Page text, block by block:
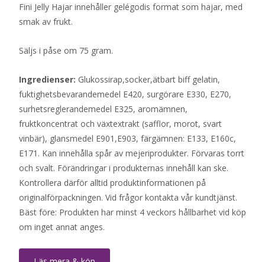
Fini Jelly Hajar innehåller gelégodis format som hajar, med
smak av frukt.
Säljs i påse om 75 gram.
Ingredienser: Glukossirap,socker,ätbart biff gelatin,
fuktighetsbevarandemedel E420, surgörare E330, E270,
surhetsreglerandemedel E325, aromämnen,
fruktkoncentrat och växtextrakt (safflor, morot, svart
vinbär), glansmedel E901,E903, färgämnen: E133, E160c,
E171. Kan innehålla spår av mejeriprodukter. Förvaras torrt
och svalt. Förändringar i produkternas innehåll kan ske.
Kontrollera därför alltid produktinformationen på
originalförpackningen. Vid frågor kontakta vår kundtjänst.
Bäst före: Produkten har minst 4 veckors hållbarhet vid köp
om inget annat anges.